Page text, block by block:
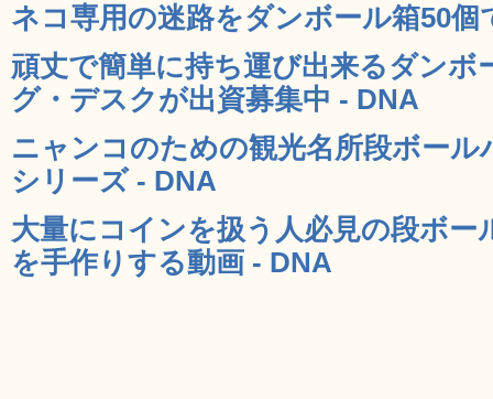
ネコ専用の迷路をダンボール箱50
頑丈で簡単に持ち運び出来るダンボ
グ・デスクが出資募集中 - DNA
ニャンコのための観光名所段ボー
シリーズ - DNA
大量にコインを扱う人必見の段ボー
を手作りする動画 - DNA